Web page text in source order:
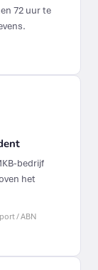
72 uur te
bedrijf
het
/ ABN